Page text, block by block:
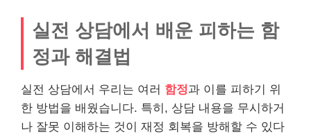
실전 상담에서 배운 피하는 함
정과 해결법
실전 상담에서 우리는 여러 함정과 이를 피하기 위
한 방법을 배웠습니다. 특히, 상담 내용을 무시하거
나 잘못 이해하는 것이 재정 회복을 방해할 수 있다